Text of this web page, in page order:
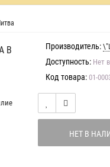
В Производитель:
Доступность: Нет
Код товара: 01-
НЕТ В